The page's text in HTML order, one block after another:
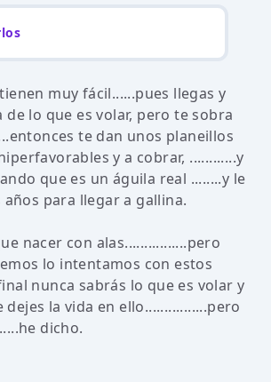
muy fácil......pues llegas y
de lo que es volar, pero te sobra
te dan unos planeillos
y a cobrar, ............y
que es un águila real ........y le
para llegar a gallina.
nacer con alas................pero
lo intentamos con estos
nunca sabrás lo que es volar y
la vida en ello................pero
dicho.